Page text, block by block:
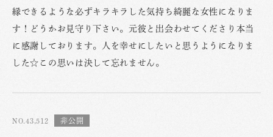
縁できるような必ずキラキラした気持ち綺麗な女性になりま
す！どうかお見守り下さい。元彼と出会わせてくださり本当
に感謝しております。人を幸せにしたいと思うようになりま
した☆この思いは決して忘れません。
NO.43,512